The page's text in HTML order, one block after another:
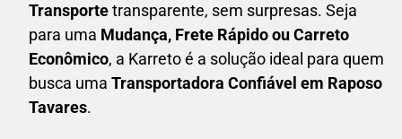
Transportetransparente, sem surpresas. Seja
para uma Mudança, Frete Rápido ou Carreto
Econômico, a Karretoé a solução ideal para quem
busca uma Transportadora Confiável em Raposo
Tavares.